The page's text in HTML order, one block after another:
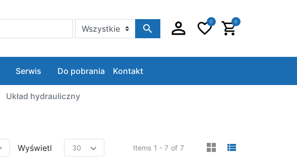
Szukaj w sklepie
0 0
Serwis Do pobrania Kontakt
Układ hydrauliczny
Items 1 - 7 of 7
Wyświetl viewmode